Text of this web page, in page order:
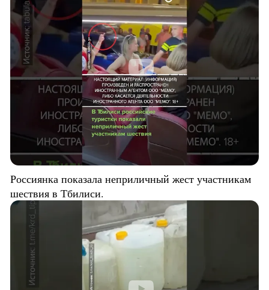
Россиянка показала неприличный жест участникам
шествия в Тбилиси.